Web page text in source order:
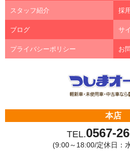
スタッフ紹介 採
ブログ サ
プライバシーポリシー お
本店
TEL.0567-
(9:00～18:00/定休日：